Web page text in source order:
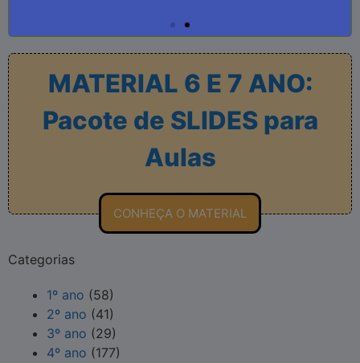
MATERIAL 6 E 7 ANO:
Pacote de SLIDES para
Aulas
CONHEÇA O MATERIAL
Categorias
1º ano (58)
2º ano (41)
3º ano (29)
4º ano (177)